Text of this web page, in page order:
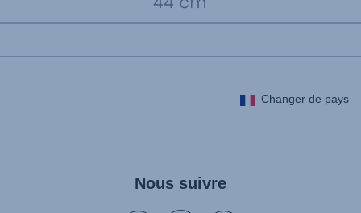
Changer de pays
Nous suivre